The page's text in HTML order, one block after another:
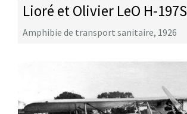
Lioré et Olivier LeO H-197S
Amphibie de transport sanitaire, 1926